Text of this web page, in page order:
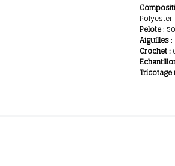
Polyester
Pelote:
Aiguilles:
Crochet :
E
Tricotage